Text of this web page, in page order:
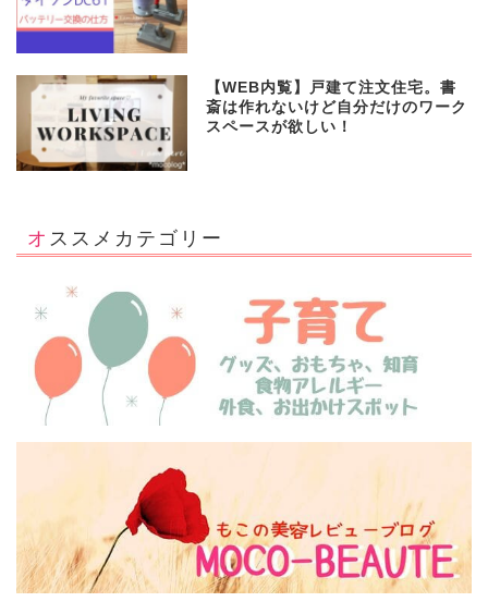
【WEB内覧】戸建て注文住宅。書
斎は作れないけど自分だけのワーク
スペースが欲しい！
オススメカテゴリー